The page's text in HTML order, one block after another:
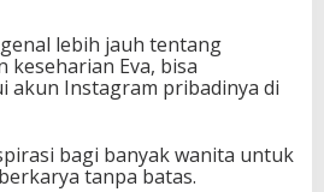
lebih jauh tentang
keseharian Eva, bisa
akun Instagram pribadinya di
bagi banyak wanita untuk
tanpa batas.